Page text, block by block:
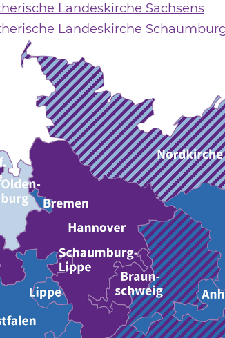
Landeskirche Sachsens
Landeskirche